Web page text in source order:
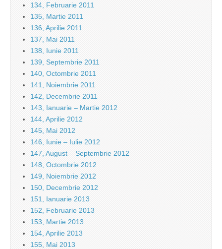
134, Februarie 2011
135, Martie 2011
136, Aprilie 2011
137, Mai 2011
138, Iunie 2011
139, Septembrie 2011
140, Octombrie 2011
141, Noiembrie 2011
142, Decembrie 2011
143, Ianuarie – Martie 2012
144, Aprilie 2012
145, Mai 2012
146, Iunie – Iulie 2012
147, August – Septembrie 2012
148, Octombrie 2012
149, Noiembrie 2012
150, Decembrie 2012
151, Ianuarie 2013
152, Februarie 2013
153, Martie 2013
154, Aprilie 2013
155, Mai 2013